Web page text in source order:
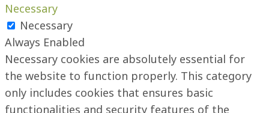
Necessary
Necessary
Always Enabled
Necessary cookies are absolutely essential for
the website to function properly. This category
only includes cookies that ensures basic
functionalities and security features of the